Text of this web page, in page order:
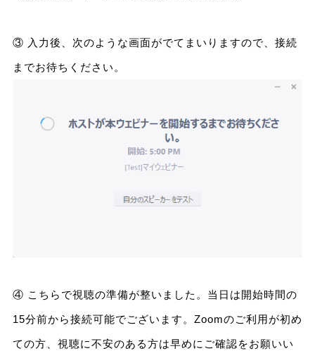
③ 入力後、次のような画面がでてまいりますので、接続
までお待ちください。
④ こちらで視聴の準備が整いました。当日は開始時間の
15分前から接続可能でございます。Zoomのご利用が初め
ての方、視聴に不安のある方は早めにご確認をお願いい